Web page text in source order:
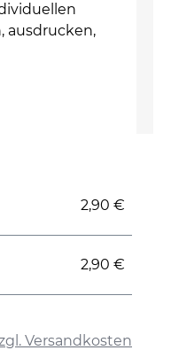
ausdrucken,
Versandkosten
2,90 €
2,90 €